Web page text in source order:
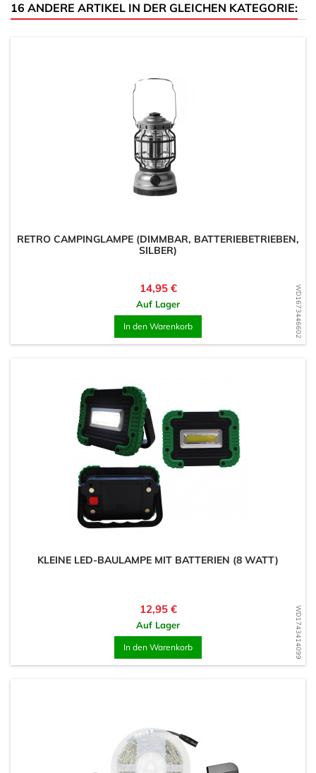
16 ANDERE ARTIKEL IN DER GLEICHEN KATEGORIE:
WD1673446602
RETRO CAMPINGLAMPE (DIMMBAR, BATTERIEBETRIEBEN,
SILBER)
Preis
14,95 €
Auf Lager
In den Warenkorb
WD1743414099
KLEINE LED-BAULAMPE MIT BATTERIEN (8 WATT)
Preis
12,95 €
Auf Lager
In den Warenkorb